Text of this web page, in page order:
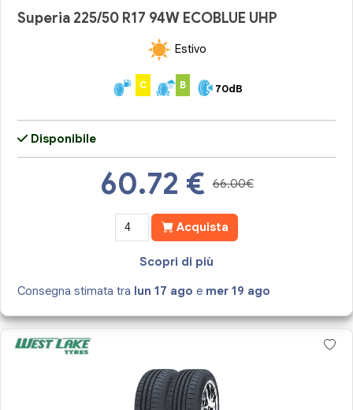
Superia 225/50 R17 94W ECOBLUE UHP
Estivo
C B 70dB
Disponibile
60.72 € 66.00€
Acquista
Scopri di più
Consegna stimata tra lun 17 ago e mer 19 ago